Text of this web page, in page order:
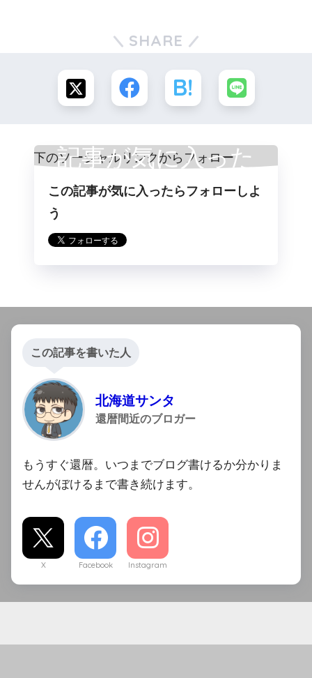
SHARE
記事が気に入った
らフォロー
この記事が気に入ったらフォローしよ
う
この記事を書いた人
北海道サンタ
還暦間近のブロガー
もうすぐ還暦。いつまでブログ書けるか分かりま
せんがぼけるまで書き続けます。
X Facebook Instagram